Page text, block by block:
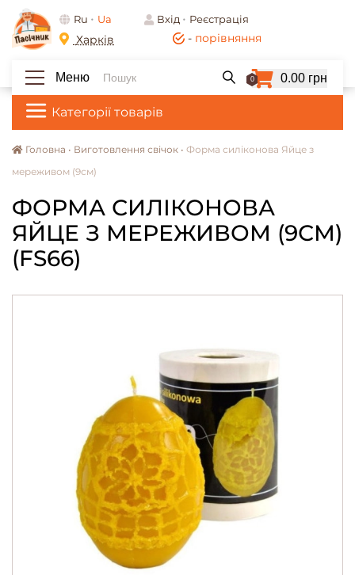
- порівняння
Ru Ua Вхід Реєстрація
Харків
Категорії товарів
Меню 0 0.00 грн
Головна • Виготовлення свічок • Форма силіконова Яйце з
мереживом (9см)
ФОРМА СИЛІКОНОВА
ЯЙЦЕ З МЕРЕЖИВОМ (9СМ)
(FS66)